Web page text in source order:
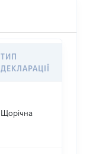
ТИП
ДЕКЛАРАЦІЇ
Щорічна